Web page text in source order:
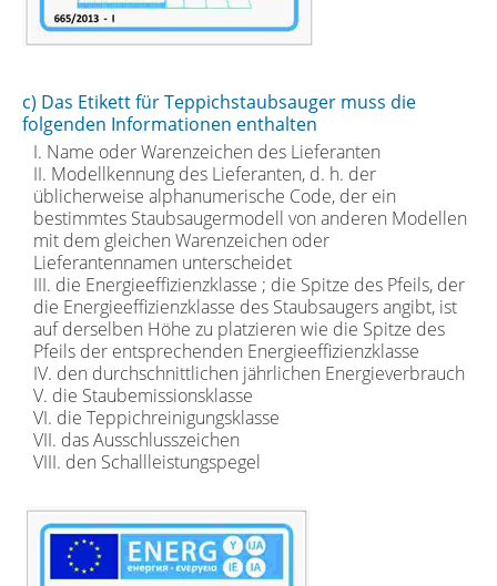
c) Das Etikett für Teppichstaubsauger muss die
folgenden Informationen enthalten
I. Name oder Warenzeichen des Lieferanten
II. Modellkennung des Lieferanten, d. h. der
üblicherweise alphanumerische Code, der ein
bestimmtes Staubsaugermodell von anderen Modellen
mit dem gleichen Warenzeichen oder
Lieferantennamen unterscheidet
III. die Energieeffizienzklasse ; die Spitze des Pfeils, der
die Energieeffizienzklasse des Staubsaugers angibt, ist
auf derselben Höhe zu platzieren wie die Spitze des
Pfeils der entsprechenden Energieeffizienzklasse
IV. den durchschnittlichen jährlichen Energieverbrauch
V. die Staubemissionsklasse
VI. die Teppichreinigungsklasse
VII. das Ausschlusszeichen
VIII. den Schallleistungspegel